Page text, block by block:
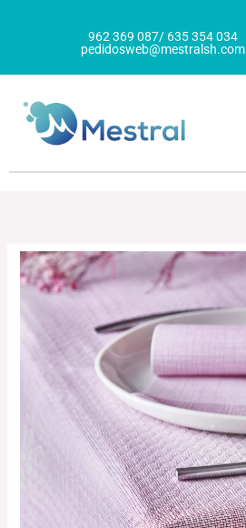
962 369 087/ 635 354 034
pedidosweb@mestralsh.com
Rango
de
desde
39.30€
hasta
98.24€
MANTEL
PAPEL
cantidad